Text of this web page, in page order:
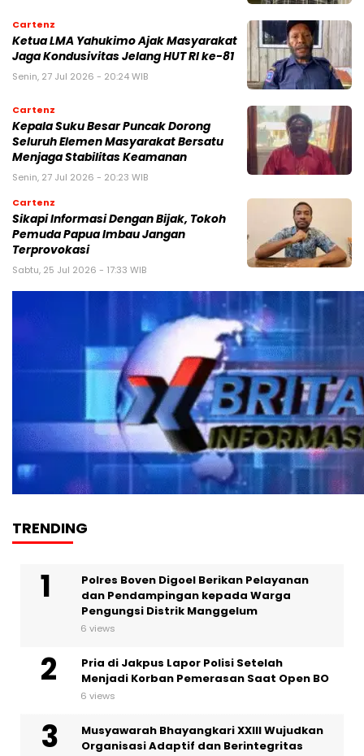
Cartenz
Ketua LMA Yahukimo Ajak Masyarakat
Jaga Kondusivitas Jelang HUT RI ke-81
Senin, 27 Jul 2026 - 20:24 WIB
Cartenz
Kepala Suku Besar Puncak Dorong
Seluruh Elemen Masyarakat Bersatu
Menjaga Stabilitas Keamanan
Senin, 27 Jul 2026 - 20:23 WIB
Cartenz
Sikapi Informasi Dengan Bijak, Tokoh
Pemuda Papua Imbau Jangan
Terprovokasi
Sabtu, 25 Jul 2026 - 17:33 WIB
TRENDING
Polres Boven Digoel Berikan Pelayanan
dan Pendampingan kepada Warga
Pengungsi Distrik Manggelum
6 views
Pria di Jakpus Lapor Polisi Setelah
Menjadi Korban Pemerasan Saat Open BO
6 views
Musyawarah Bhayangkari XXIII Wujudkan
Organisasi Adaptif dan Berintegritas